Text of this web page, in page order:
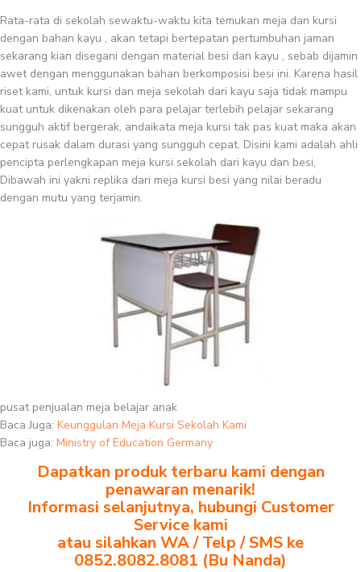
Rata-rata di sekolah sewaktu-waktu kita temukan meja dan kursi
dengan bahan kayu , akan tetapi bertepatan pertumbuhan jaman
sekarang kian disegani dengan material besi dan kayu , sebab dijamin
awet dengan menggunakan bahan berkomposisi besi ini. Karena hasil
riset kami, untuk kursi dan meja sekolah dari kayu saja tidak mampu
kuat untuk dikenakan oleh para pelajar terlebih pelajar sekarang
sungguh aktif bergerak, andaikata meja kursi tak pas kuat maka akan
cepat rusak dalam durasi yang sungguh cepat. Disini kami adalah ahli
pencipta perlengkapan meja kursi sekolah dari kayu dan besi,
Dibawah ini yakni replika dari meja kursi besi yang nilai beradu
dengan mutu yang terjamin.
pusat penjualan meja belajar anak
Baca Juga: Keunggulan Meja Kursi Sekolah Kami
Baca juga: Ministry of Education Germany
Dapatkan produk terbaru kami dengan
penawaran menarik!
Informasi selanjutnya, hubungi Customer
Service kami
atau silahkan WA / Telp / SMS ke
0852.8082.8081 (Bu Nanda)